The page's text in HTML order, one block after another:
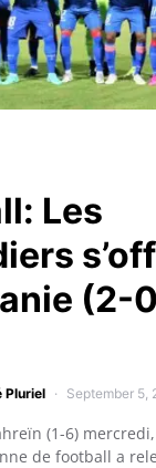
Les
(2-
Pluriel September 5,
(1-6)
de football a